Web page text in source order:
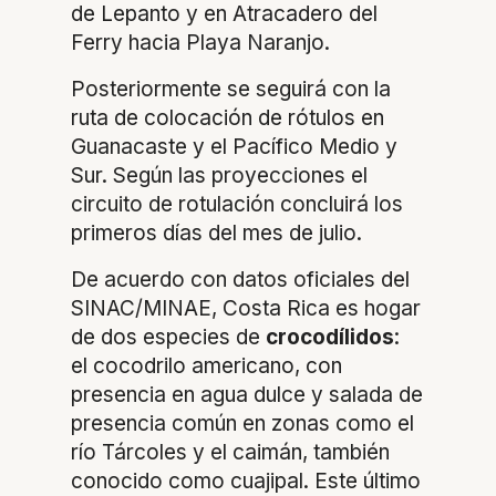
de Lepanto y en Atracadero del
Ferry hacia Playa Naranjo.
Posteriormente se seguirá con la
ruta de colocación de rótulos en
Guanacaste y el Pacífico Medio y
Sur. Según las proyecciones el
circuito de rotulación concluirá los
primeros días del mes de julio.
De acuerdo con datos oficiales del
SINAC/MINAE, Costa Rica es hogar
de dos especies de crocodílidos:
el cocodrilo americano, con
presencia en agua dulce y salada de
presencia común en zonas como el
río Tárcoles y el caimán, también
conocido como cuajipal. Este último